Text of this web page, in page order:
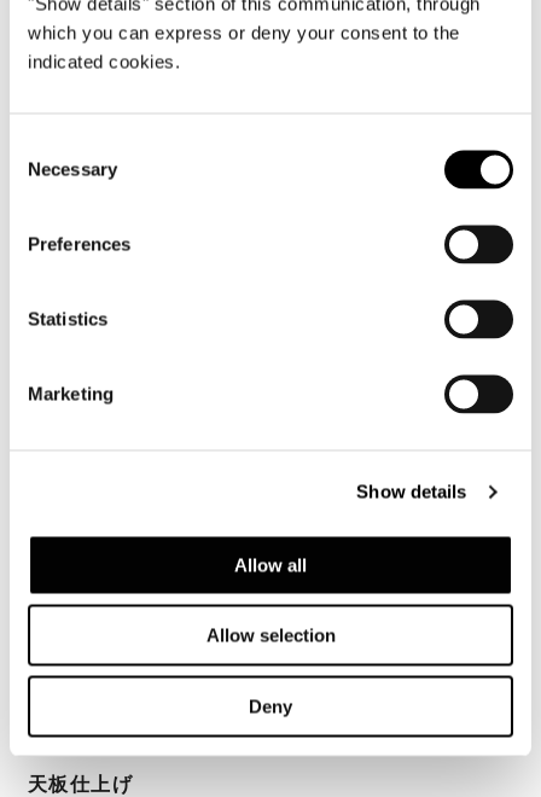
which you can express or deny your consent to the
indicated cookies.
Selection
Necessary
Preferences
Statistics
Marketing
Show details
Allow all
Allow selection
Deny
Metal tube, Ø 80 mm, (except for version Ø
120 cm with marble top which has a metal
tube of Ø 100 mm), varnisged in glossy
Pewter color with extra-glossy anti-
fingerprint finish. Protective felt glides.
天板仕上げ